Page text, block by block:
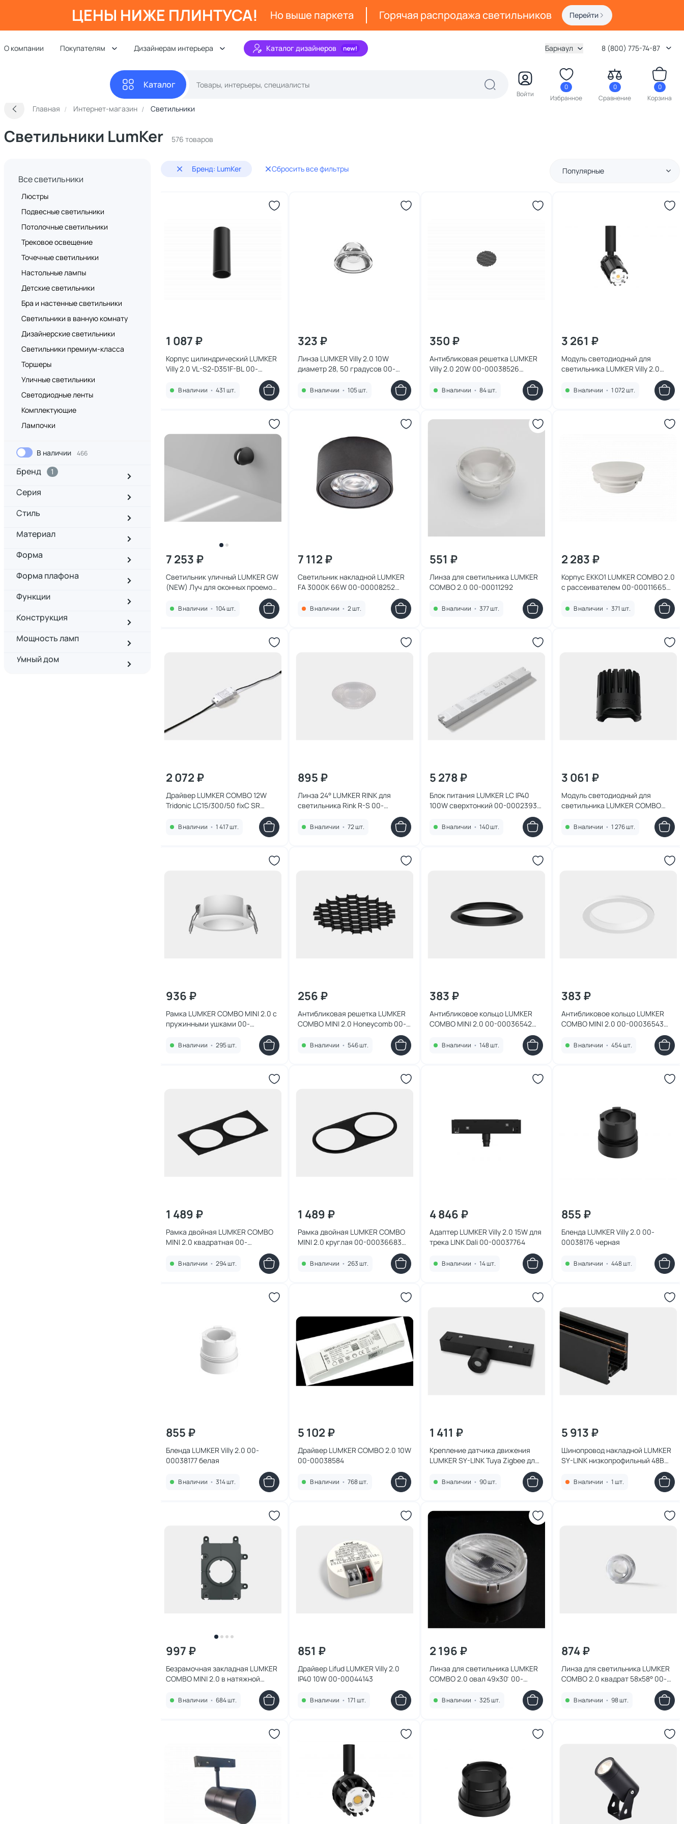
ЦЕНЫ НИЖЕ ПЛИНТУСА! Но выше паркета Горячая распродажа светильников Перейти
О компании Покупателям Дизайнерам интерьера Каталог дизайнеров Барнаул 8 (800) 775-74-87
Каталог
Войти
0
Избранное
0
Сравнение
0
Корзина
Главная Интернет-магазин Светильники
Светильники LumKer 576 товаров
Все светильники
Люстры
Подвесные светильники
Потолочные светильники
Трековое освещение
Точечные светильники
Настольные лампы
Детские светильники
Бра и настенные светильники
Светильники в ванную комнату
Дизайнерские светильники
Светильники премиум-класса
Торшеры
Уличные светильники
Светодиодные ленты
Комплектующие
Лампочки
В наличии 466
Бренд 1
Серия
Стиль
Материал
Форма
Форма плафона
Функции
Конструкция
Мощность ламп
Умный дом
Бренд: LumKer Сбросить все фильтры Популярные
1 087 ₽
Корпус цилиндрический LUMKER
Villy 2.0 VL-S2-D351F-BL 00-
В наличии • 431 шт.
323 ₽
Линза LUMKER Villy 2.0 10W
диаметр 28, 50 градусов 00-
В наличии • 105 шт.
350 ₽
Антибликовая решетка LUMKER
Villy 2.0 20W 00-00038526
В наличии • 84 шт.
3 261 ₽
Модуль светодиодный для
светильника LUMKER Villy 2.0
В наличии • 1 072 шт.
7 253 ₽
Светильник уличный LUMKER GW
(NEW) Луч для оконных проемов
IP65 3000K 6W 00-00045683
В наличии • 104 шт.
7 112 ₽
Светильник накладной LUMKER
FA 3000K 66W 00-00008252
В наличии • 2 шт.
551 ₽
Линза для светильника LUMKER
COMBO 2.0 00-00011292
В наличии • 377 шт.
2 283 ₽
Корпус EKKO1 LUMKER COMBO 2.0
с рассеивателем 00-00011665
В наличии • 371 шт.
2 072 ₽
Драйвер LUMKER COMBO 12W
Tridonic LC15/300/50 fixC SR
В наличии • 1 417 шт.
895 ₽
Линза 24° LUMKER RINK для
светильника Rink R-S 00-
В наличии • 72 шт.
5 278 ₽
Блок питания LUMKER LC IP40
100W сверхтонкий 00-00023930
В наличии • 140 шт.
3 061 ₽
Модуль светодиодный для
светильника LUMKER COMBO
MINI 2.0 4000K 10W 00-00036525
белыйВ наличии • 1 276 шт.
936 ₽
Рамка LUMKER COMBO MINI 2.0 с
пружинными ушками 00-
В наличии • 295 шт.
256 ₽
Антибликовая решетка LUMKER
COMBO MINI 2.0 Honeycomb 00-
В наличии • 546 шт.
383 ₽
Антибликовое кольцо LUMKER
COMBO MINI 2.0 00-00036542
В наличии • 148 шт.
383 ₽
Антибликовое кольцо LUMKER
COMBO MINI 2.0 00-00036543
В наличии • 454 шт.
1 489 ₽
Рамка двойная LUMKER COMBO
MINI 2.0 квадратная 00-
В наличии • 294 шт.
1 489 ₽
Рамка двойная LUMKER COMBO
MINI 2.0 круглая 00-00036683
В наличии • 263 шт.
4 846 ₽
Адаптер LUMKER Villy 2.0 15W для
трека LINK Dali 00-00037764
В наличии • 14 шт.
855 ₽
Бленда LUMKER Villy 2.0 00-
00038176 черная
В наличии • 448 шт.
855 ₽
Бленда LUMKER Villy 2.0 00-
00038177 белая
В наличии • 314 шт.
5 102 ₽
Драйвер LUMKER COMBO 2.0 10W
00-00038584
В наличии • 768 шт.
1 411 ₽
Крепление датчика движения
LUMKER SY-LINK Tuya Zigbee для
черный
В наличии • 90 шт.
5 913 ₽
Шинопровод накладной LUMKER
SY-LINK низкопрофильный 48В
1000мм 00-00043212 черный
В наличии • 1 шт.
997 ₽
Безрамочная закладная LUMKER
COMBO MINI 2.0 в натяжной
00043601
В наличии • 684 шт.
851 ₽
Драйвер Lifud LUMKER Villy 2.0
IP40 10W 00-00044143
В наличии • 171 шт.
2 196 ₽
Линза для светильника LUMKER
COMBO 2.0 овал 49x30 ̊ 00-
В наличии • 325 шт.
874 ₽
Линза для светильника LUMKER
COMBO 2.0 квадрат 58x58° 00-
В наличии • 98 шт.